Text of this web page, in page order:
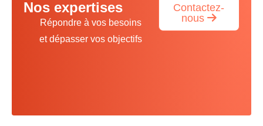
Nos expertises
Répondre à vos besoins
et dépasser vos objectifs
Contactez-
nous